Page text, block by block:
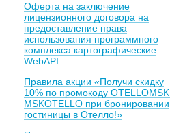
Оферта на заключение
лицензионного договора на
предоставление права
использования программного
комплекса картографические
WebAPI
Правила акции «Получи скидку
10% по промокоду OTELLOMSK,
MSKOTELLO при бронировании
гостиницы в Отелло!»